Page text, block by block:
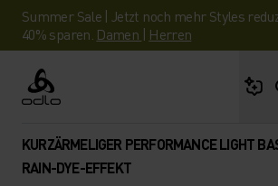
Summer Sale | Jetzt noch mehr Styles
40% sparen. Damen | Herren
Odlo
KURZÄRMELIGER PERFORMANCE LIGHT
RAIN-DYE-EFFEKT